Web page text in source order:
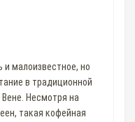
и малоизвестное, но
в традиционной
Несмотря на
такая кофейная